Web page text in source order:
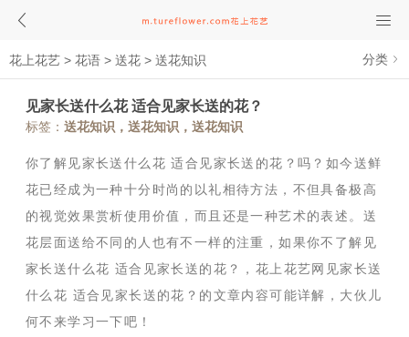
花上花艺 > 花语 > 送花 > 送花知识 分类
见家长送什么花 适合见家长送的花？
标签： 送花知识，送花知识，送花知识
你了解见家长送什么花 适合见家长送的花？吗？如今送鲜
花已经成为一种十分时尚的以礼相待方法，不但具备极高
的视觉效果赏析使用价值，而且还是一种艺术的表述。送
花层面送给不同的人也有不一样的注重，如果你不了解见
家长送什么花 适合见家长送的花？，花上花艺网见家长送
什么花 适合见家长送的花？的文章内容可能详解，大伙儿
何不来学习一下吧！